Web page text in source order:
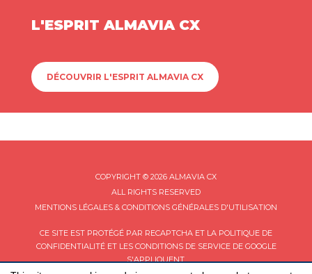
L'ESPRIT ALMAVIA CX
DÉCOUVRIR L'ESPRIT ALMAVIA CX
COPYRIGHT © 2026 ALMAVIA CX
ALL RIGHTS RESERVED
MENTIONS LÉGALES & CONDITIONS GÉNÉRALES D'UTILISATION
CE SITE EST PROTÉGÉ PAR RECAPTCHA ET LA POLITIQUE DE
CONFIDENTIALITÉET LES CONDITIONS DE SERVICEDE GOOGLE
S'APPLIQUENT.